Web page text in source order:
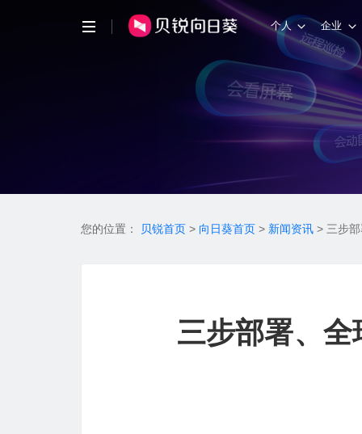
个人 企业
您的位置： 贝锐首页 > 向日葵首页 > 新闻资讯 > 三步
三步部署、